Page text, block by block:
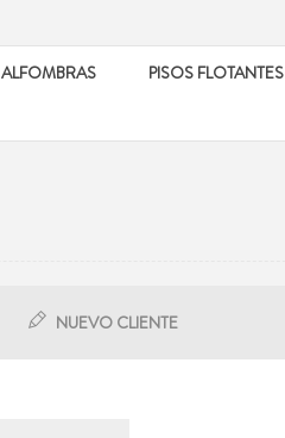
ALFOMBRAS
PISOS FLOTANTES
NUEVO CLIENTE